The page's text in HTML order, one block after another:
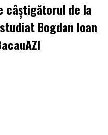
câștigătorul de la
Bogdan Ioan